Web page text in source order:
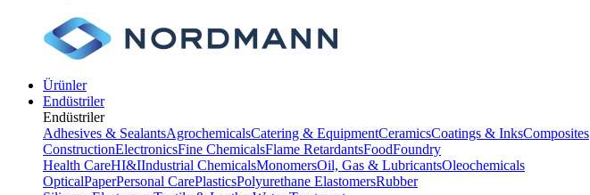
Ürünler
Endüstriler
Endüstriler
Adhesives & SealantsAgrochemicalsCatering & EquipmentCeramicsCoatings & InksComposites
ConstructionElectronicsFine ChemicalsFlame RetardantsFoodFoundry
Health CareHI&IIndustrial ChemicalsMonomersOil, Gas & LubricantsOleochemicals
OpticalPaperPersonal CarePlasticsPolyurethane ElastomersRubber